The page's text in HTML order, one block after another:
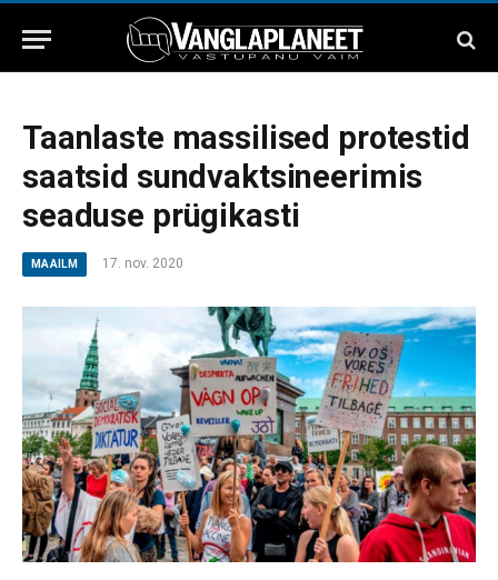
Taanlaste massilised protestid
saatsid sundvaktsineerimis
seaduse prügikasti
MAAILM 17. nov. 2020